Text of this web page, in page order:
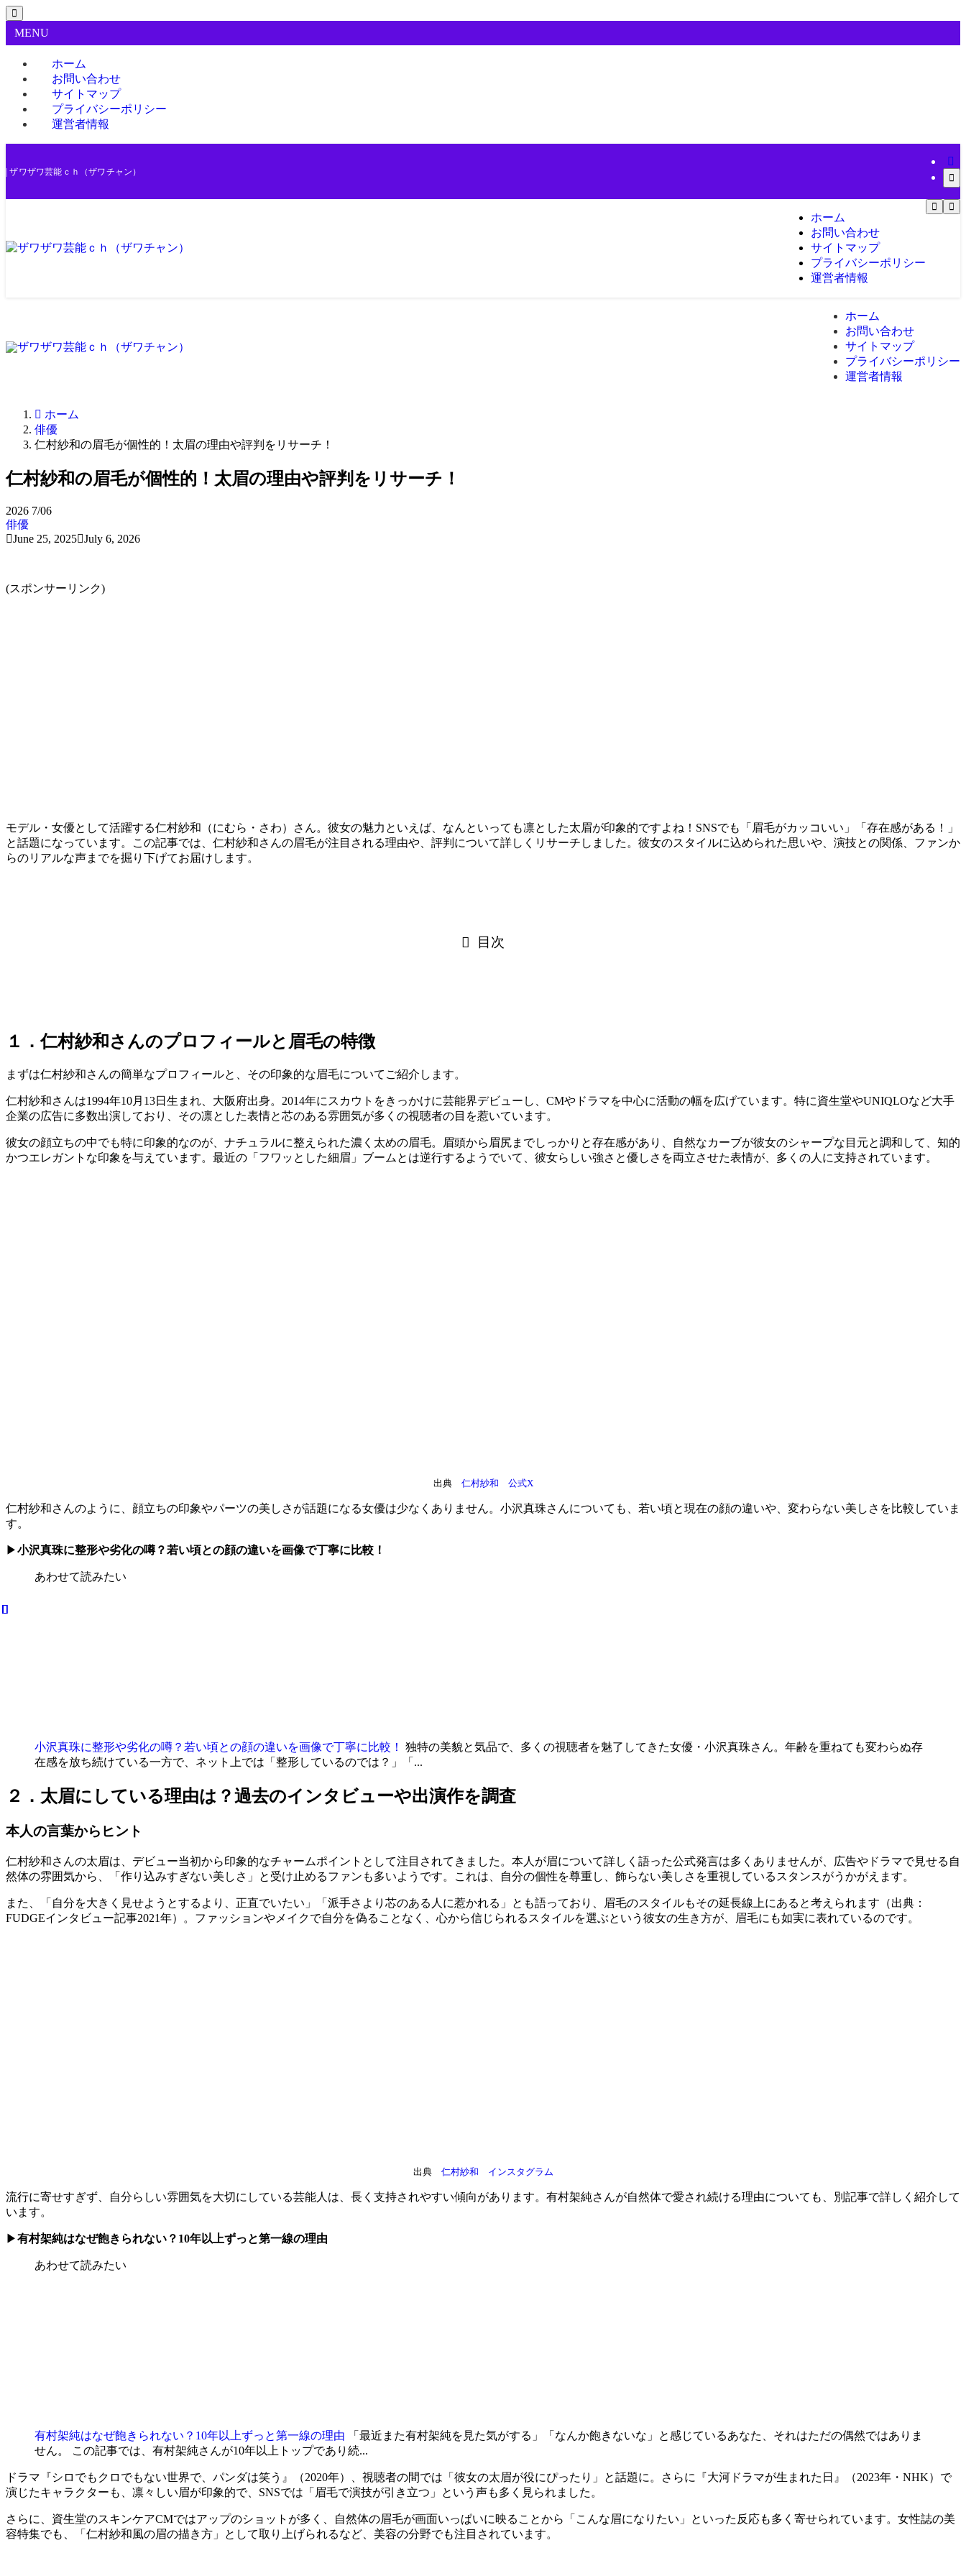
MENU
ホーム
お問い合わせ
サイトマップ
プライバシーポリシー
運営者情報
| ザワザワ芸能ｃｈ（ザワチャン）
ホーム
お問い合わせ
サイトマップ
プライバシーポリシー
運営者情報
ホーム
お問い合わせ
サイトマップ
プライバシーポリシー
運営者情報
ホーム
俳優
仁村紗和の眉毛が個性的！太眉の理由や評判をリサーチ！
仁村紗和の眉毛が個性的！太眉の理由や評判をリサーチ！
2026 7/06
俳優
June 25, 2025 July 6, 2026
(スポンサーリンク)
モデル・女優として活躍する仁村紗和（にむら・さわ）さん。彼女の魅力といえば、なんといっても凛とした太眉が印象的ですよね！SNSでも「眉毛がカッコいい」「存在感がある！」
と話題になっています。この記事では、仁村紗和さんの眉毛が注目される理由や、評判について詳しくリサーチしました。彼女のスタイルに込められた思いや、演技との関係、ファンか
らのリアルな声までを掘り下げてお届けします。
目次
１．仁村紗和さんのプロフィールと眉毛の特徴
まずは仁村紗和さんの簡単なプロフィールと、その印象的な眉毛についてご紹介します。
仁村紗和さんは1994年10月13日生まれ、大阪府出身。2014年にスカウトをきっかけに芸能界デビューし、CMやドラマを中心に活動の幅を広げています。特に資生堂やUNIQLOなど大手
企業の広告に多数出演しており、その凛とした表情と芯のある雰囲気が多くの視聴者の目を惹いています。
彼女の顔立ちの中でも特に印象的なのが、ナチュラルに整えられた濃く太めの眉毛。眉頭から眉尻までしっかりと存在感があり、自然なカーブが彼女のシャープな目元と調和して、知的
かつエレガントな印象を与えています。最近の「フワッとした細眉」ブームとは逆行するようでいて、彼女らしい強さと優しさを両立させた表情が、多くの人に支持されています。
出典 仁村紗和 公式X
仁村紗和さんのように、顔立ちの印象やパーツの美しさが話題になる女優は少なくありません。小沢真珠さんについても、若い頃と現在の顔の違いや、変わらない美しさを比較していま
す。
▶小沢真珠に整形や劣化の噂？若い頃との顔の違いを画像で丁寧に比較！
あわせて読みたい
小沢真珠に整形や劣化の噂？若い頃との顔の違いを画像で丁寧に比較！
独特の美貌と気品で、多くの視聴者を魅了してきた女優・小沢真珠さん。年齢を重ねても変わらぬ存
在感を放ち続けている一方で、ネット上では「整形しているのでは？」「...
２．太眉にしている理由は？過去のインタビューや出演作を調査
本人の言葉からヒント
仁村紗和さんの太眉は、デビュー当初から印象的なチャームポイントとして注目されてきました。本人が眉について詳しく語った公式発言は多くありませんが、広告やドラマで見せる自
然体の雰囲気から、「作り込みすぎない美しさ」と受け止めるファンも多いようです。これは、自分の個性を尊重し、飾らない美しさを重視しているスタンスがうかがえます。
また、「自分を大きく見せようとするより、正直でいたい」「派手さより芯のある人に惹かれる」とも語っており、眉毛のスタイルもその延長線上にあると考えられます（出典：
FUDGEインタビュー記事2021年）。ファッションやメイクで自分を偽ることなく、心から信じられるスタイルを選ぶという彼女の生き方が、眉毛にも如実に表れているのです。
出典 仁村紗和 インスタグラム
流行に寄せすぎず、自分らしい雰囲気を大切にしている芸能人は、長く支持されやすい傾向があります。有村架純さんが自然体で愛され続ける理由についても、別記事で詳しく紹介して
います。
▶有村架純はなぜ飽きられない？10年以上ずっと第一線の理由
あわせて読みたい
有村架純はなぜ飽きられない？10年以上ずっと第一線の理由
「最近また有村架純を見た気がする」「なんか飽きないな」と感じているあなた、それはただの偶然ではありま
せん。 この記事では、有村架純さんが10年以上トップであり続...
ドラマ『シロでもクロでもない世界で、パンダは笑う』（2020年）、視聴者の間では「彼女の太眉が役にぴったり」と話題に。さらに『大河ドラマが生まれた日』（2023年・NHK）で
演じたキャラクターも、凛々しい眉が印象的で、SNSでは「眉毛で演技が引き立つ」という声も多く見られました。
さらに、資生堂のスキンケアCMではアップのショットが多く、自然体の眉毛が画面いっぱいに映ることから「こんな眉になりたい」といった反応も多く寄せられています。女性誌の美
容特集でも、「仁村紗和風の眉の描き方」として取り上げられるなど、美容の分野でも注目されています。